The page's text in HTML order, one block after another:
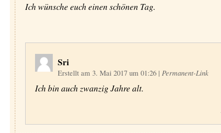
Ich wünsche euch einen schönen Tag.
Sri
Erstellt am 3. Mai 2017 um 01:26 | Permanent-Link
Ich bin auch zwanzig Jahre alt.